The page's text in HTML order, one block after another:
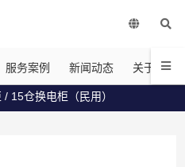
服务案例 新闻动态 关于菲尼
/ 15仓换电柜（民用）